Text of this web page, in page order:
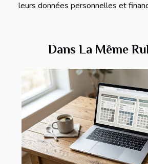
leurs données personnelles et
Dans La Même